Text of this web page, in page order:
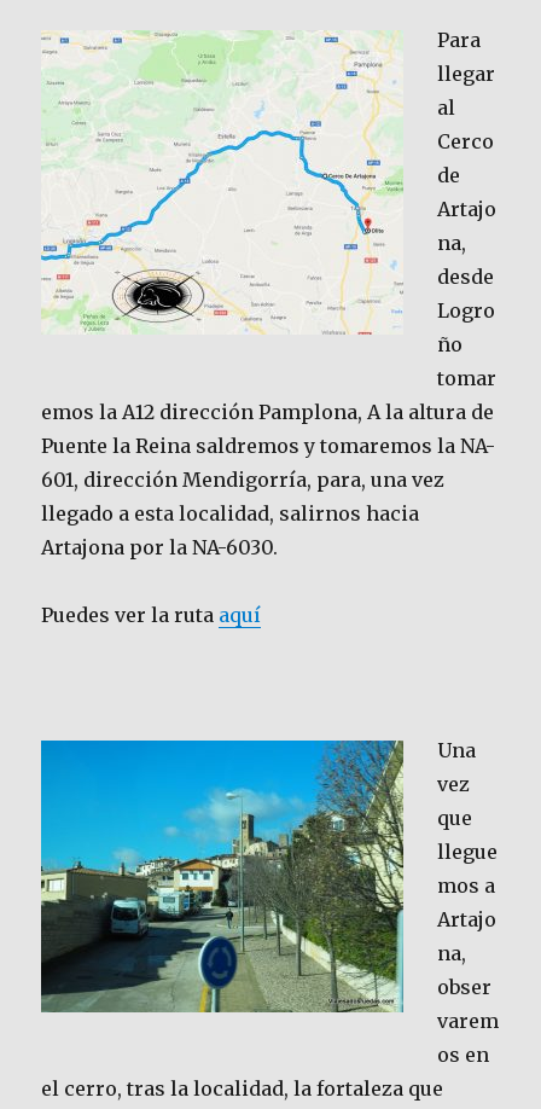
Para
llegar
al
Cerco
de
Artajo
na,
desde
Logro
ño
tomar
emos la A12 dirección Pamplona, A la altura de
Puente la Reina saldremos y tomaremos la NA-
601, dirección Mendigorría, para, una vez
llegado a esta localidad, salirnos hacia
Artajona por la NA-6030.
Puedes ver la ruta aquí
Una
vez
que
llegue
mos a
Artajo
na,
obser
varem
os en
el cerro, tras la localidad, la fortaleza que